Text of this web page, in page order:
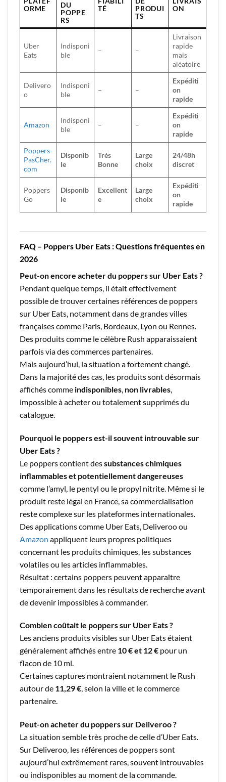
ORME
DU
POPPE
RS
TÉ
PRODUI
TS
ON
Uber
Eats
Indisponi
ble
– –
Livraison
rapide
mais
aléatoire
Delivero
o
Indisponi
ble
– –
Expéditi
on
rapide
Amazon
Indisponi
ble
– –
Expéditi
on
rapide
Poppers-
PasCher.
com
Disponib
le
Très
Bonne
Large
choix
24/48h
discret
Poppers
Go
Disponib
le
Excellent
e
Large
choix
Expéditi
on
rapide
FAQ – Poppers Uber Eats : Questions fréquentes en
2026
Peut-on encore acheter du poppers sur Uber Eats ?
Pendant quelque temps, il était effectivement
possible de trouver certaines références de poppers
sur Uber Eats, notamment dans de grandes villes
françaises comme Paris, Bordeaux, Lyon ou Rennes.
Des produits comme le célèbre Rush apparaissaient
parfois via des commerces partenaires.
Mais aujourd’hui, la situation a fortement changé.
Dans la majorité des cas, les produits sont désormais
affichés comme indisponibles, non livrables,
impossible à acheter ou totalement supprimés du
catalogue.
Pourquoi le poppers est-il souvent introuvable sur
Uber Eats ?
Le poppers contient dessubstances chimiques
inflammables et potentiellement dangereuses
comme l’amyl, le pentyl ou le propyl nitrite. Même si le
produit reste légal en France, sa commercialisation
reste complexe sur les plateformes internationales.
Des applications comme Uber Eats, Deliveroo ou
Amazon appliquent leurs propres politiques
concernant les produits chimiques, les substances
volatiles ou les articles inflammables.
Résultat : certains poppers peuvent apparaître
temporairement dans les résultats de recherche avant
de devenir impossibles à commander.
Combien coûtait le poppers sur Uber Eats ?
Les anciens produits visibles sur Uber Eats étaient
généralement affichés entre 10 € et 12 € pour un
flacon de 10 ml.
Certaines captures montraient notamment le Rush
autour de 11,29 €, selon la ville et le commerce
partenaire.
Peut-on acheter du poppers sur Deliveroo ?
La situation semble très proche de celle d’Uber Eats.
Sur Deliveroo, les références de poppers sont
aujourd’hui extrêmement rares, souvent introuvables
ou indisponibles au moment de la commande.